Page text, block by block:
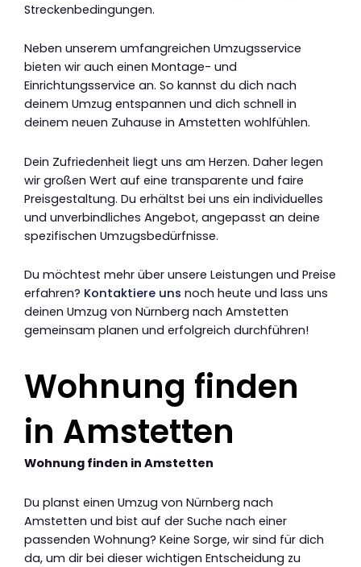
Streckenbedingungen.
Neben unserem umfangreichen Umzugsservice
bieten wir auch einen Montage- und
Einrichtungsservice an. So kannst du dich nach
deinem Umzug entspannen und dich schnell in
deinem neuen Zuhause in Amstetten wohlfühlen.
Dein Zufriedenheit liegt uns am Herzen. Daher legen
wir großen Wert auf eine transparente und faire
Preisgestaltung. Du erhältst bei uns ein individuelles
und unverbindliches Angebot, angepasst an deine
spezifischen Umzugsbedürfnisse.
Du möchtest mehr über unsere Leistungen und Preise
erfahren? Kontaktiere uns noch heute und lass uns
deinen Umzug von Nürnberg nach Amstetten
gemeinsam planen und erfolgreich durchführen!
Wohnung finden
in Amstetten
Wohnung finden in Amstetten
Du planst einen Umzug von Nürnberg nach
Amstetten und bist auf der Suche nach einer
passenden Wohnung? Keine Sorge, wir sind für dich
da, um dir bei dieser wichtigen Entscheidung zu